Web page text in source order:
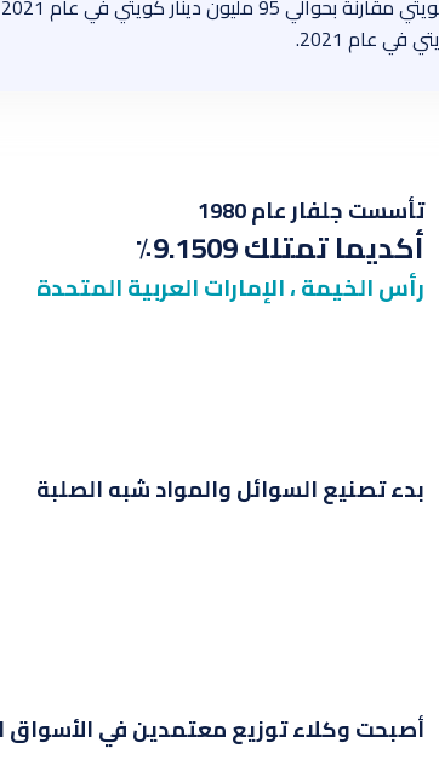
تأسست جلفار عام 1980
أكديما تمتلك 9.1509٪
رأس الخيمة ، الإمارات العربية المتحدة
بدء تصنيع السوائل والمواد شبه الصلبة
أصبحت وكلاء توزيع معتمدين في الأسواق